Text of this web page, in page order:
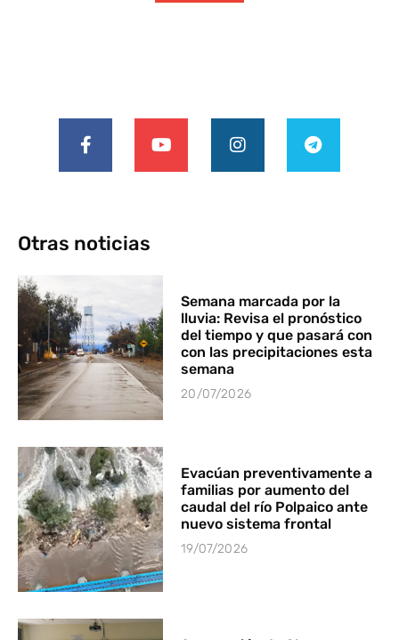
Otras noticias
Semana marcada por la
lluvia: Revisa el pronóstico
del tiempo y que pasará con
con las precipitaciones esta
semana
20/07/2026
Evacúan preventivamente a
familias por aumento del
caudal del río Polpaico ante
nuevo sistema frontal
19/07/2026